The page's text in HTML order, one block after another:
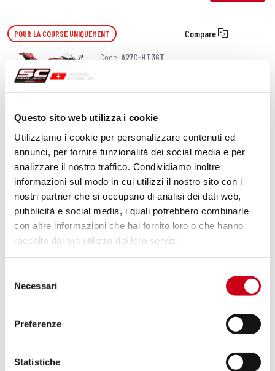
Questo sito web utilizza i cookie
Utilizziamo i cookie per personalizzare contenuti ed
annunci, per fornire funzionalità dei social media e per
analizzare il nostro traffico. Condividiamo inoltre
informazioni sul modo in cui utilizzi il nostro sito con i
nostri partner che si occupano di analisi dei dati web,
pubblicità e social media, i quali potrebbero combinarle
con altre informazioni che hai fornito loro o che hanno
raccolto dal tuo utilizzo dei loro servizi.
delNecessari
Preferenze
Statistiche
POUR LA COURSE UNIQUEMENT Compare
Code: A27C-HT36T
1 050,00 CHF
PRODUIT
POUR LA COURSE UNIQUEMENT Compare
Code:A27C-T41T
Échappement S1 titane
1 190,00 CHF
PRODUIT
POUR LA COURSE UNIQUEMENT